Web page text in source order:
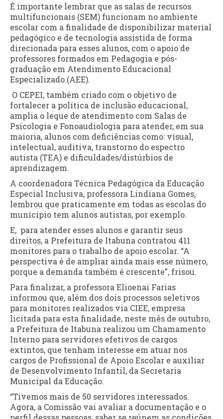
É importante lembrar que as salas de recursos
multifuncionais (SEM) funcionam no ambiente
escolar com a finalidade de disponibilizar material
pedagógico e de tecnologia assistida de forma
direcionada para esses alunos, com o apoio de
professores formados em Pedagogia e pós-
graduação em Atendimento Educacional
Especializado (AEE).
O CEPEI, também criado com o objetivo de
fortalecer a política de inclusão educacional,
amplia o leque de atendimento com Salas de
Psicologia e Fonoaudiologia para atender, em sua
maioria, alunos com deficiências como: visual,
intelectual, auditiva, transtorno do espectro
autista (TEA) e dificuldades/distúrbios de
aprendizagem.
A coordenadora Técnica Pedagógica da Educação
Especial Inclusiva, professora Lindiana Gomes,
lembrou que praticamente em todas as escolas do
município tem alunos autistas, por exemplo.
E, para atender esses alunos e garantir seus
direitos, a Prefeitura de Itabuna contratou 411
monitores para o trabalho de apoio escolar. “A
perspectiva é de ampliar ainda mais esse número,
porque a demanda também é crescente”, frisou.
Para finalizar, a professora Elioenai Farias
informou que, além dos dois processos seletivos
para monitores realizados via CIEE, empresa
licitada para esta finalidade, neste mês de outubro,
a Prefeitura de Itabuna realizou um Chamamento
Interno para servidores efetivos de cargos
extintos, que tenham interesse em atuar nos
cargos de Profissional de Apoio Escolar e auxiliar
de Desenvolvimento Infantil, da Secretaria
Municipal da Educação.
“Tivemos mais de 50 servidores interessados.
Agora, a Comissão vai avaliar a documentação e o